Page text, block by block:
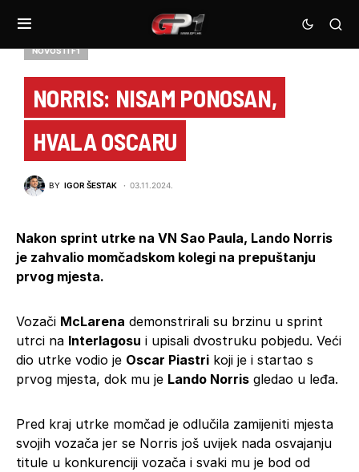
NOVOSTI F1
NORRIS: NISAM PONOSAN,
HVALA OSCARU
BY IGOR ŠESTAK 03.11.2024.
Nakon sprint utrke na VN Sao Paula, Lando Norris
je zahvalio momčadskom kolegi na prepuštanju
prvog mjesta.
Vozači McLarena demonstrirali su brzinu u sprint
utrci na Interlagosu i upisali dvostruku pobjedu. Veći
dio utrke vodio je Oscar Piastri koji je i startao s
prvog mjesta, dok mu je Lando Norris gledao u leđa.
Pred kraj utrke momčad je odlučila zamijeniti mjesta
svojih vozača jer se Norris još uvijek nada osvajanju
titule u konkurenciji vozača i svaki mu je bod od